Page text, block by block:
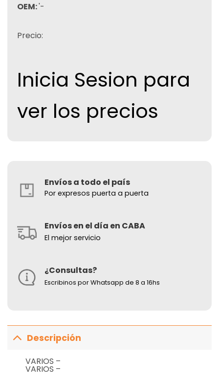
OEM:'-
Precio:
Inicia Sesion para
ver los precios
Envíos a todo el país
Por expresos puerta a puerta
Envíos en el día en CABA
El mejor servicio
¿Consultas?
Escribinos por Whatsapp de 8 a 16hs
Descripción
VARIOS –
VARIOS –